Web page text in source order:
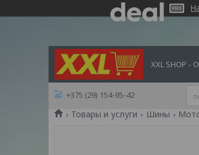
XXL SHOP -
+375 (29) 154-95-42
Товары и услуги Шины